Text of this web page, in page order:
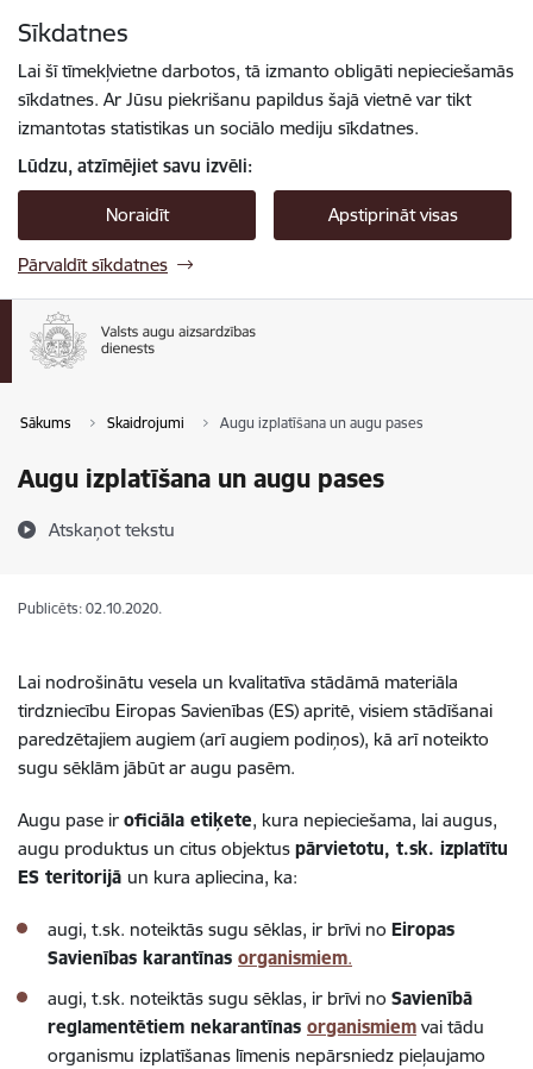
Sīkdatnes
Lai šī tīmekļvietne darbotos, tā izmanto obligāti nepieciešamās
sīkdatnes. Ar Jūsu piekrišanu papildus šajā vietnē var tikt
izmantotas statistikas un sociālo mediju sīkdatnes.
Lūdzu, atzīmējiet savu izvēli:
Noraidīt Apstiprināt visas
Pārvaldīt sīkdatnes
Sākums Skaidrojumi Augu izplatīšana un augu pases
Augu izplatīšana un augu pases
Atskaņot tekstu
Publicēts: 02.10.2020.
Lai nodrošinātu vesela un kvalitatīva stādāmā materiāla
tirdzniecību Eiropas Savienības (ES) apritē, visiem stādīšanai
paredzētajiem augiem (arī augiem podiņos), kā arī noteikto
sugu sēklām jābūt ar augu pasēm.
Augu pase ir oficiāla etiķete, kura nepieciešama, lai augus,
augu produktus un citus objektus pārvietotu, t.sk. izplatītu
ES teritorijā un kura apliecina, ka:
augi, t.sk. noteiktās sugu sēklas, ir brīvi no Eiropas
Savienības karantīnas organismiem.
augi, t.sk. noteiktās sugu sēklas, ir brīvi no Savienībā
reglamentētiem nekarantīnas organismiem vai tādu
organismu izplatīšanas līmenis nepārsniedz pieļaujamo